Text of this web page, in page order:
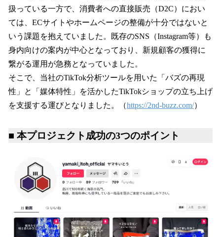
扱っている一方で、消費者への直接販売（D2C）におい
ては、ECサイトやホームページの整備が十分ではないと
いう課題を抱えていました。既存のSNS（Instagram等）も
身内向けの案内が中心となっており、新規顧客の獲得に
繋がる運用が急務となっていました。
そこで、当社のTikTok分析ツールを用いた「バズの再現
性」と「媒体特性」を活かしたTikTokショップの立ち上げ
を支援する運びとなりました。（https://2nd-buzz.com/）
■ 本プロジェクト成功の3つのポイント